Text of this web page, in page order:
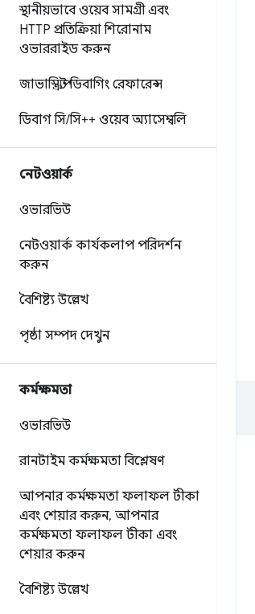
স্থানীয়ভাবে ওয়েব সামগ্রী এবং
HTTP প্রতিক্রিয়া শিরোনাম
ওভাররাইড করুন
জাভাস্ক্রিপ্ট ডিবাগিং রেফারেন্স
ডিবাগ সি/সি++ ওয়েব অ্যাসেম্বলি
নেটওয়ার্ক
ওভারভিউ
নেটওয়ার্ক কার্যকলাপ পরিদর্শন
করুন
বৈশিষ্ট্য উল্লেখ
পৃষ্ঠা সম্পদ দেখুন
কর্মক্ষমতা
ওভারভিউ
রানটাইম কর্মক্ষমতা বিশ্লেষণ
আপনার কর্মক্ষমতা ফলাফল টীকা
এবং শেয়ার করুন, আপনার
কর্মক্ষমতা ফলাফল টীকা এবং
শেয়ার করুন
বৈশিষ্ট্য উল্লেখ